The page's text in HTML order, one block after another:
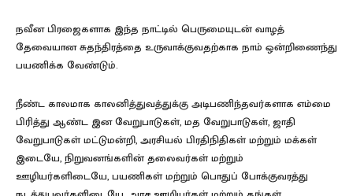
நவீன பிரஜைகளாக இந்த நாட்டில் பெருமையுடன் வாழத்
தேவையான சுதந்திரத்தை உருவாக்குவதற்காக நாம் ஒன்றிணைந்து
பயணிக்க வேண்டும்.
நீண்ட காலமாக காலனித்துவத்துக்கு அடிபணிந்தவர்களாக எம்மை
பிரித்து ஆண்ட இன வேறுபாடுகள், மத வேறுபாடுகள், ஜாதி
வேறுபாடுகள் மட்டுமன்றி, அரசியல் பிரதிநிதிகள் மற்றும் மக்கள்
இடையே, நிறுவனங்களின் தலைவர்கள் மற்றும்
ஊழியர்களிடையே, பயணிகள் மற்றும் பொதுப் போக்குவரத்து